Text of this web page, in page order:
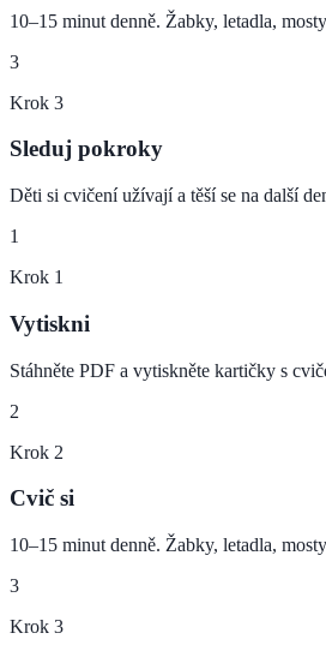
10–15 minut denně. Žabky, letadla,
3
Krok 3
Sleduj pokroky
Děti si cvičení užívají a těší se na další
1
Krok 1
Vytiskni
Stáhněte PDF a vytiskněte kartičky s
2
Krok 2
Cvič si
10–15 minut denně. Žabky, letadla,
3
Krok 3